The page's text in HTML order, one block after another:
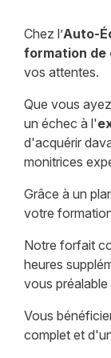
Chez l’Auto-
formation de
vos attentes.
Que vous
un échec à l'
d'acquérir
monitrices
Grâce à un
votre
Notre forfait
heures
vous
Vous
complet et